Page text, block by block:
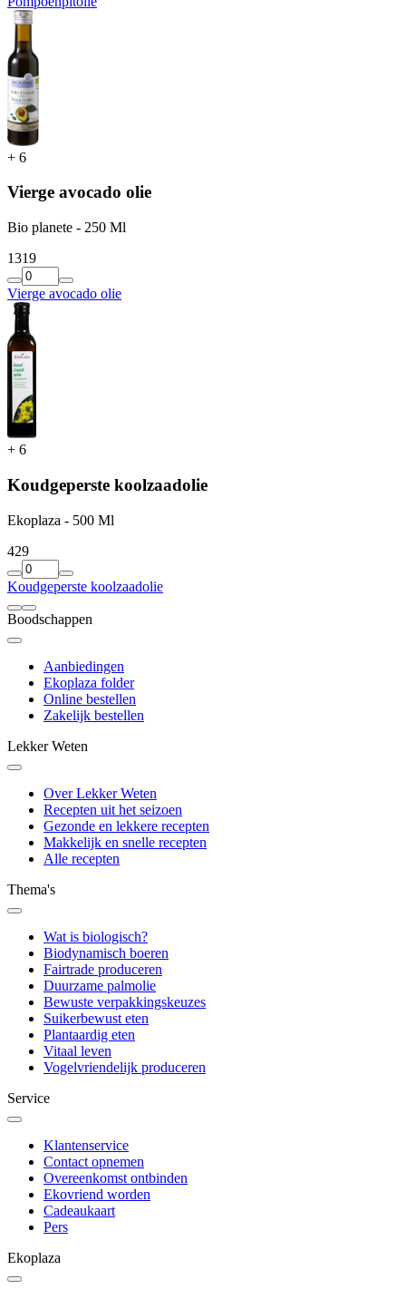
+ 6
Vierge avocado olie
Bio planete - 250 Ml
1319
Vierge avocado olie
+ 6
Koudgeperste koolzaadolie
Ekoplaza - 500 Ml
429
Koudgeperste koolzaadolie
Boodschappen
Aanbiedingen
Ekoplaza folder
Online bestellen
Zakelijk bestellen
Lekker Weten
Over Lekker Weten
Recepten uit het seizoen
Gezonde en lekkere recepten
Makkelijk en snelle recepten
Alle recepten
Thema's
Wat is biologisch?
Biodynamisch boeren
Fairtrade produceren
Duurzame palmolie
Bewuste verpakkingskeuzes
Suikerbewust eten
Plantaardig eten
Vitaal leven
Vogelvriendelijk produceren
Service
Klantenservice
Contact opnemen
Overeenkomst ontbinden
Ekovriend worden
Cadeaukaart
Pers
Ekoplaza